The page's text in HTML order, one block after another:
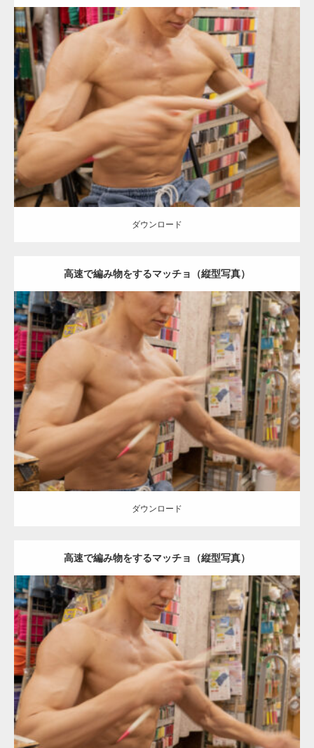
Update:2024.06.23
Category: 手芸屋さんのマッチョ（方南町） kaichan
AKIHITO(細マッ
チョ) 肩 大胸筋 方南町（東京）
ダウンロード
ダウンロード
高速で編み物をするマッチョ（縦型写真）
Update:2024.06.23
Category: 手芸屋さんのマッチョ（方南町） kaichanAKIHITO(細マッ
チョ) 肩 方南町（東京）
ダウンロード
ダウンロード
高速で編み物をするマッチョ（縦型写真）
Update:2024.06.20
Category: 手芸屋さんのマッチョ（方南町） kaichanAKIHITO(細マッ
チョ) 肩 方南町（東京）
ダウンロード